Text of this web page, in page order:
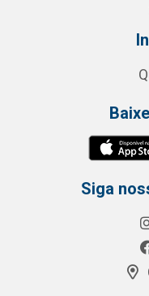
Siga